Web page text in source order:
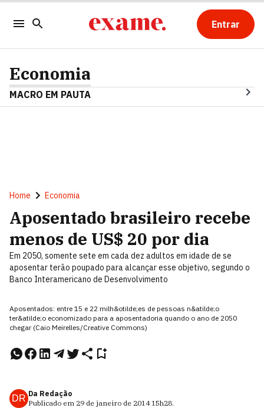
Entrar
Economia
MACRO EM PAUTA
Home Economia
Aposentado brasileiro recebe
menos de US$ 20 por dia
Em 2050, somente sete em cada dez adultos em idade de se
aposentar terão poupado para alcançar esse objetivo, segundo o
Banco Interamericano de Desenvolvimento
Aposentados: entre 15 e 22 milh&otilde;es de pessoas n&atilde;o
ter&atilde;o economizado para a aposentadoria quando o ano de 2050
chegar (Caio Meirelles/Creative Commons)
DR Da Redação
Publicado em 29 de janeiro de 2014 15h28.